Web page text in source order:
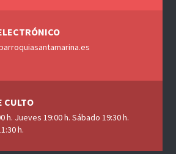
CULTO
h. Jueves 19:00 h. Sábado 19:30 h.
h.